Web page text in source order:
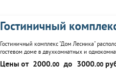
Гостиничный
Гостиничный комплекс "Дом Лесника"
гостевом доме в двухкомнатных и
ресторан, приготовление трофеев с рыбалки
Цены от 2000.00 до 3000.00